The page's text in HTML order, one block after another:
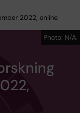
2022, online
Photo: N/A.